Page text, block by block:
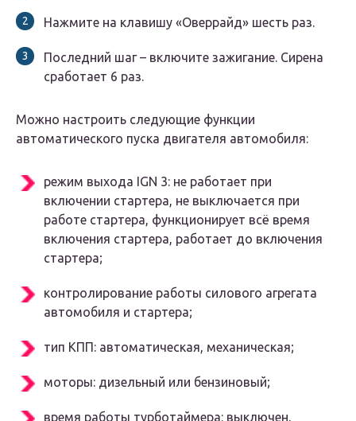
Нажмите на клавишу «Оверрайд» шесть раз.
Последний шаг – включите зажигание. Сирена
сработает 6 раз.
Можно настроить следующие функции
автоматического пуска двигателя автомобиля:
режим выхода IGN 3: не работает при
включении стартера, не выключается при
работе стартера, функционирует всё время
включения стартера, работает до включения
стартера;
контролирование работы силового агрегата
автомобиля и стартера;
тип КПП: автоматическая, механическая;
моторы: дизельный или бензиновый;
время работы турботаймера: выключен,